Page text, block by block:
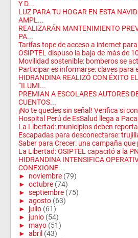
Y D...
LUZ PARA TU HOGAR EN ESTA
AMPL...
REALIZARÁN MANTENIMIENTO
PA...
Tarifas tope de acceso a internet
OSIPTEL dispuso la baja de más de
Movilidad sostenible: bomberos se
Participar es informarse: claves para
HIDRANDINA REALIZÓ CON ÉXITO
“ILUMI...
PREMIAN A ESCOLARES AUTORES
CUENTOS...
¡No te quedes sin señal! Verifica si
Hospital Perú de EsSalud llega a
La Libertad: municipios deben
Escapadas para desconectarse:
Saber para Crecer: una campaña que
La Libertad: OSIPTEL capacitó a la
HIDRANDINA INTENSIFICA
CONEXIONE...
► noviembre (79)
► octubre (74)
► septiembre (75)
► agosto (63)
► julio (61)
► junio (54)
► mayo (51)
► abril (43)